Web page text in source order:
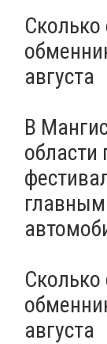
Сколько
августа
В
области
Сколько
августа